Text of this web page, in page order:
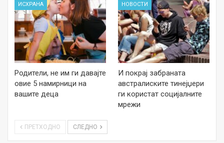
ИСХРАНА
Родители, не им ги давајте
овие 5 намирници на
вашите деца
НОВОСТИ
И покрај забраната
австралиските тинејџери
ги користат социјалните
мрежи
ПРЕТХОДНО СЛЕДНО